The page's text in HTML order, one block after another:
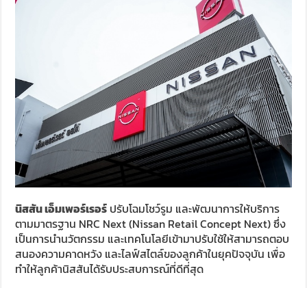
นิสสัน เอ็มเพอร์เรอร์ ปรับโฉมโชว์รูม และพัฒนาการให้บริการ
ตามมาตรฐาน NRC Next (Nissan Retail Concept Next) ซึ่ง
เป็นการนำนวัตกรรม และเทคโนโลยีเข้ามาปรับใช้ให้สามารถตอบ
สนองความคาดหวัง และไลฟ์สไตล์ของลูกค้าในยุคปัจจุบัน เพื่อ
ทำให้ลูกค้านิสสันได้รับประสบการณ์ที่ดีที่สุด